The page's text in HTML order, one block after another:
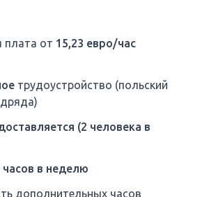
плата от 15,23 евро/час
трудоустройство (польский
(2 человека в
часов в неделю
дополнительных часов